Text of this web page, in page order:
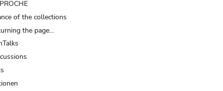
of the collections
the page…